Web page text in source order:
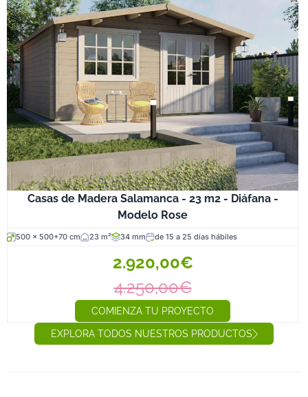
Casas de Madera Salamanca - 23 m2 - Diáfana -
Modelo Rose
500 x 500+70 cm 23 m² 34 mm de 15 a 25 días hábiles
2.920,00€
4.250,00€
COMIENZA TU PROYECTO
EXPLORA TODOS NUESTROS PRODUCTOS